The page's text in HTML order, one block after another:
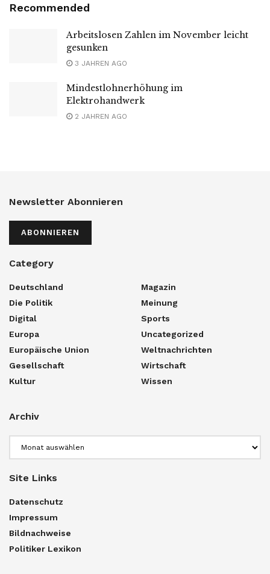
Recommended
Arbeitslosen Zahlen im November leicht
gesunken
3 JAHREN AGO
Mindestlohnerhöhung im
Elektrohandwerk
2 JAHREN AGO
Newsletter Abonnieren
ABONNIEREN
Category
Deutschland
Die Politik
Digital
Europa
Europäische Union
Gesellschaft
Kultur
Magazin
Meinung
Sports
Uncategorized
Weltnachrichten
Wirtschaft
Wissen
Archiv
Site Links
Datenschutz
Impressum
Bildnachweise
Politiker Lexikon